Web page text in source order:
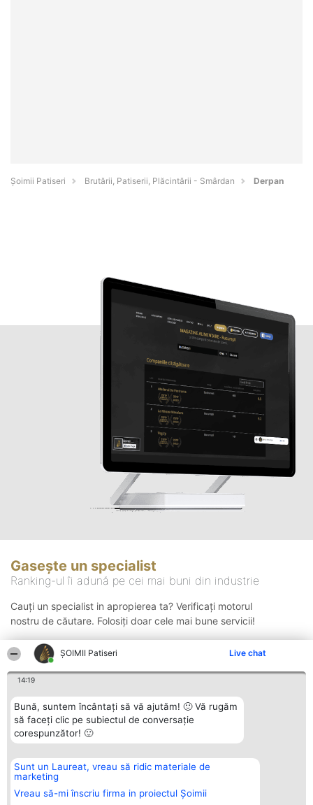
ȘOIMII Patiseri Live chat
14:19
Bună, suntem încântați să vă ajutăm! 🙂 Vă rugăm
să faceți clic pe subiectul de conversație
corespunzător! 🙂
Sunt un Laureat, vreau să ridic materiale de
marketing
Vreau să-mi înscriu firma in proiectul Șoimii
Șoimii Patiseri Brutării, Patiserii, Plăcintării - Smârdan Derpan
Gasește un specialist
Ranking-ul îi adună pe cei mai buni din industrie
Cauți un specialist in apropierea ta? Verificați motorul
nostru de căutare. Folosiți doar cele mai bune servicii!
Organizator Ranking
BRIGHT SOLUTIONS BR SRL
Aleea Timisul De Sus 2 Bl. A30
Sc. A Et. 4 Ap. 13 Cod 061952
Plebiscyt
Lista Tuturor
Laureaților
Contact